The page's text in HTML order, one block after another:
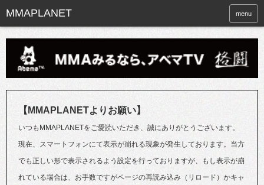
menu
【MMAPLANETよりお願い】
いつもMMAPLANETをご愛読いただき、誠にありがとうございます。
現在、スマートフォンにて表示が崩れる現象が発生しております。当方
でも正しい形で表示されるよう設定を行っておりますが、もし表示が崩
れている場合は、お手数ですがページの再読み込み（リロード）かキャ